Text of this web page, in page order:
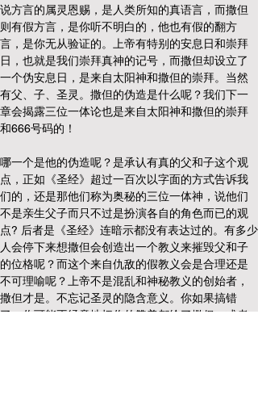
说方言的属灵恩赐，是人类所知的真语言，而撒但
则有假方言，是你听不明白的，他也有假的翻方
言，是你无从验证的。上帝有特别的安息日和崇拜
日，也就是我们崇拜真神的记号，而撒但却设立了
一个伪安息日，是来自太阳神和撒但的崇拜。当然
有父、子、圣灵。撒但的伪造是什么呢？我们下一
章会揭露三位一体论也是来自太阳神和撒但的崇拜
和666号码的！
哪一个是他的伪造呢？是承认有真的父和子这个观
点，正如《圣经》超过一百次以字面的方式告诉我
们的，还是那他们称为奥秘的三位一体神，说他们
不是亲生父子而只不过是扮演各自的角色而已的观
点? 后者是《圣经》连暗示都没有表达过的。有多少
人会停下来想撒但会创造出一个教义来摧毁父和子
的位格呢？而这个来自仇敌的假教义会是合理还是
不可理喻呢？上帝不是混乱和神秘教义的创始者，
撒但才是。不忘记圣灵的隐含意义。你如果搞错
了，你可能不经意地把你的赞美都给了撒但，或者